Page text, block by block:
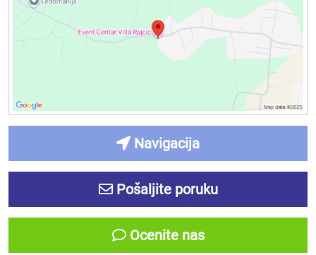
Navigacija
Pošaljite poruku
Ocenite nas